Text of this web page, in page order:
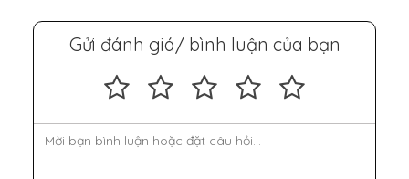
Gửi đánh giá/ bình luận của bạn